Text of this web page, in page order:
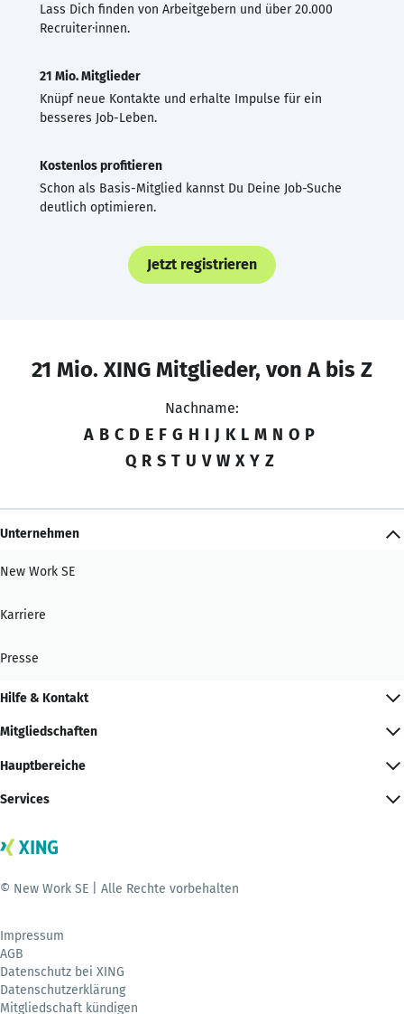
Lass Dich finden von Arbeitgebern und über 20.000
Recruiter·innen.
21 Mio. Mitglieder
Knüpf neue Kontakte und erhalte Impulse für ein
besseres Job-Leben.
Kostenlos profitieren
Schon als Basis-Mitglied kannst Du Deine Job-Suche
deutlich optimieren.
Jetzt registrieren
21 Mio. XING Mitglieder, von A bis Z
Nachname:
A B C D E F G H I J K L M N O P
Q R S T U V W X Y Z
Unternehmen
New Work SE
Karriere
Presse
Hilfe & Kontakt
Mitgliedschaften
Hauptbereiche
Services
© New Work SE | Alle Rechte vorbehalten
Impressum
AGB
Datenschutz bei XING
Datenschutzerklärung
Mitgliedschaft kündigen